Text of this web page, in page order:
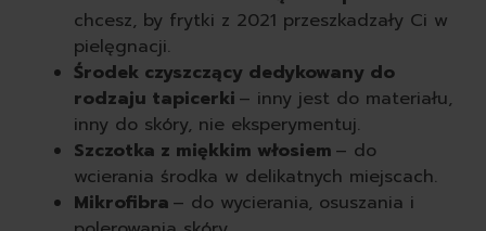
chcesz, by frytki z 2021 przeszkadzały Ci w
pielęgnacji.
Środek czyszczący dedykowany do
rodzaju tapicerki – inny jest do materiału,
inny do skóry, nie eksperymentuj.
Szczotka z miękkim włosiem – do
wcierania środka w delikatnych miejscach.
Mikrofibra – do wycierania, osuszania i